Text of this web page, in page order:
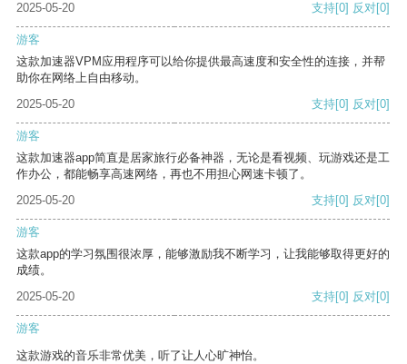
2025-05-20 支持[0] 反对[0]
游客
这款加速器VPM应用程序可以给你提供最高速度和安全性的连接，并帮
助你在网络上自由移动。
2025-05-20
支持[0] 反对[0]
游客
这款加速器app简直是居家旅行必备神器，无论是看视频、玩游戏还是工
作办公，都能畅享高速网络，再也不用担心网速卡顿了。
2025-05-20
支持[0] 反对[0]
游客
这款app的学习氛围很浓厚，能够激励我不断学习，让我能够取得更好的
成绩。
2025-05-20
支持[0] 反对[0]
游客
这款游戏的音乐非常优美，听了让人心旷神怡。